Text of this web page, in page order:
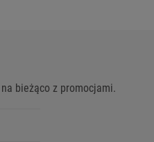
bieżąco z promocjami.